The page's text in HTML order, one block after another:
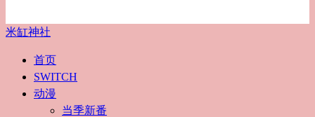
米缸神社
首页
SWITCH
动漫
当季新番